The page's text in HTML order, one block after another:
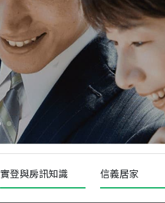
年 07 月 成交
四維天廈
新竹市新竹市四維路
115 月 成交
菁英典藏
新竹市新竹市慈祥路
實登與房訊知識 信義居家